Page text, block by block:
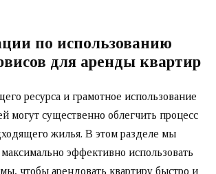
по использованию
для аренды квартир
ресурса и грамотное использование
могут существенно облегчить процесс
жилья. В этом разделе мы
эффективно использовать
чтобы арендовать квартиру быстро и